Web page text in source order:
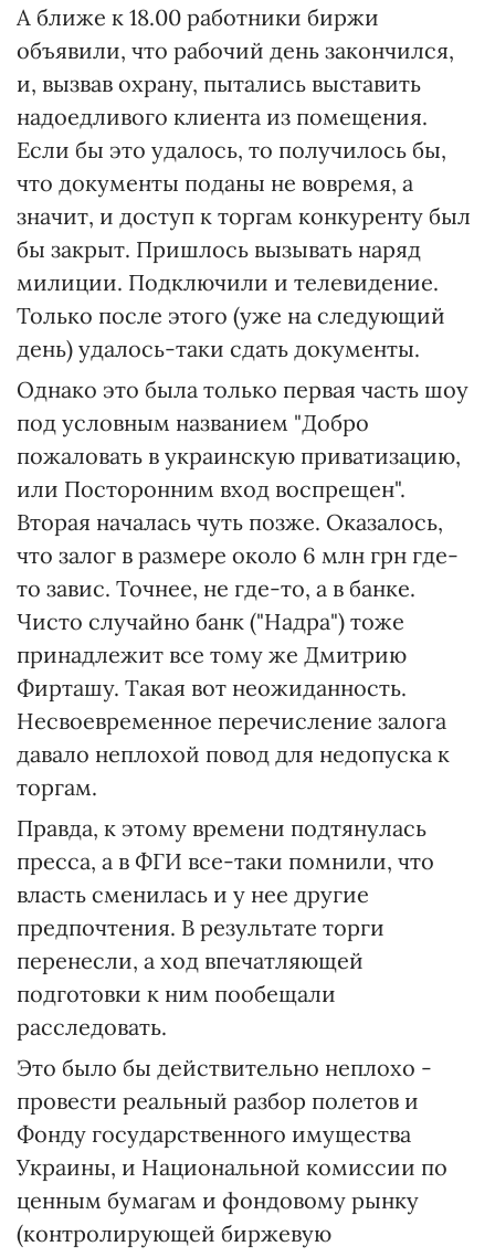
А ближе к 18.00 работники биржи
объявили, что рабочий день закончился,
и, вызвав охрану, пытались выставить
надоедливого клиента из помещения.
Если бы это удалось, то получилось бы,
что документы поданы не вовремя, а
значит, и доступ к торгам конкуренту был
бы закрыт. Пришлось вызывать наряд
милиции. Подключили и телевидение.
Только после этого (уже на следующий
день) удалось-таки сдать документы.
Однако это была только первая часть шоу
под условным названием "Добро
пожаловать в украинскую приватизацию,
или Посторонним вход воспрещен".
Вторая началась чуть позже. Оказалось,
что залог в размере около 6 млн грн где-
то завис. Точнее, не где-то, а в банке.
Чисто случайно банк ("Надра") тоже
принадлежит все тому же Дмитрию
Фирташу. Такая вот неожиданность.
Несвоевременное перечисление залога
давало неплохой повод для недопуска к
торгам.
Правда, к этому времени подтянулась
пресса, а в ФГИ все-таки помнили, что
власть сменилась и у нее другие
предпочтения. В результате торги
перенесли, а ход впечатляющей
подготовки к ним пообещали
расследовать.
Это было бы действительно неплохо -
провести реальный разбор полетов и
Фонду государственного имущества
Украины, и Национальной комиссии по
ценным бумагам и фондовому рынку
(контролирующей биржевую